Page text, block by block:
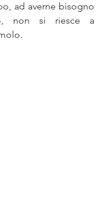
ad averne bisogno
non si riesce a